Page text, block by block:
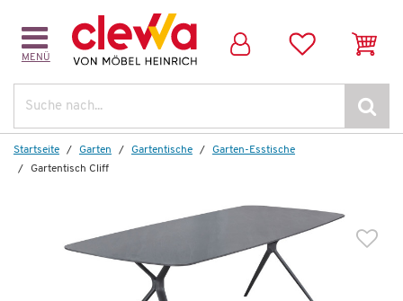
MENÜ
Startseite Garten Gartentische
Garten-Esstische
Gartentisch Cliff
Dazu passende Artikel:
Auf Lager